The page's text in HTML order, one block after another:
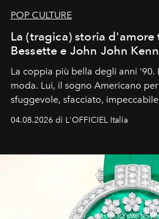
POP CULTURE
La (tragica) storia d'amore
Bessette e John John
La coppia più bella degli anni '90.
moda. Lui, il sogno Americano
sfuggevole, sfacciato,
04.08.2026 di L'OFFICIEL Italia